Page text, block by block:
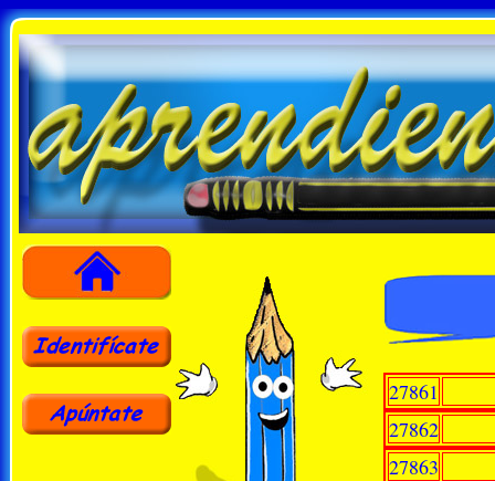
27861
27862
27863